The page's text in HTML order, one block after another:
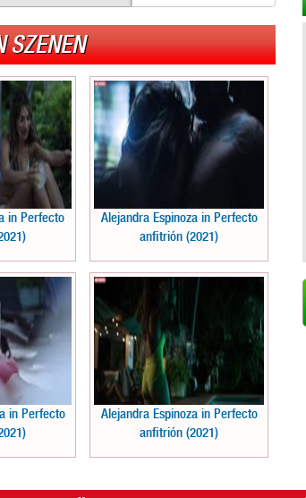
SZENEN
in Perfecto
Alejandra Espinoza in Perfecto
anfitrión (2021)
in Perfecto
Alejandra Espinoza in Perfecto
anfitrión (2021)